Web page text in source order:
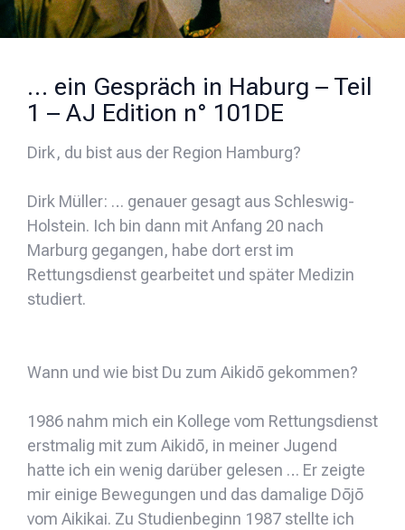
… ein Gespräch in Haburg – Teil
1 – AJ Edition n° 101DE
Dirk, du bist aus der Region Hamburg?
Dirk Müller: … genauer gesagt aus Schleswig-
Holstein. Ich bin dann mit Anfang 20 nach
Marburg gegangen, habe dort erst im
Rettungsdienst gearbeitet und später Medizin
studiert.
Wann und wie bist Du zum Aikidō gekommen?
1986 nahm mich ein Kollege vom Rettungsdienst
erstmalig mit zum Aikidō, in meiner Jugend
hatte ich ein wenig darüber gelesen … Er zeigte
mir einige Bewegungen und das damalige Dōjō
vom Aikikai. Zu Studienbeginn 1987 stellte ich